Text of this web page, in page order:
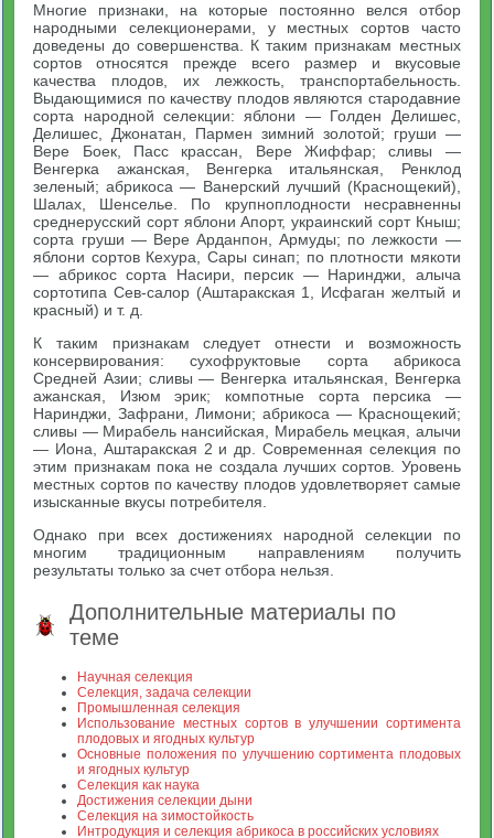
Многие признаки, на которые постоянно велся отбор
народными селекционерами, у местных сортов часто
доведены до совершенства. К таким признакам местных
сортов относятся прежде всего размер и вкусовые
качества плодов, их лежкость, транспортабельность.
Выдающимися по качеству плодов являются стародавние
сорта народной селекции: яблони — Голден Делишес,
Делишес, Джонатан, Пармен зимний золотой; груши —
Вере Боек, Пасс крассан, Вере Жиффар; сливы —
Венгерка ажанская, Венгерка итальянская, Ренклод
зеленый; абрикоса — Ванерский лучший (Краснощекий),
Шалах, Шенселье. По крупноплодности несравненны
среднерусский сорт яблони Апорт, украинский сорт Кныш;
сорта груши — Вере Арданпон, Армуды; по лежкости —
яблони сортов Кехура, Сары синап; по плотности мякоти
— абрикос сорта Насири, персик — Наринджи, алыча
сортотипа Сев-салор (Аштаракская 1, Исфаган желтый и
красный) и т. д.
К таким признакам следует отнести и возможность
консервирования: сухофруктовые сорта абрикоса
Средней Азии; сливы — Венгерка итальянская, Венгерка
ажанская, Изюм эрик; компотные сорта персика —
Наринджи, Зафрани, Лимони; абрикоса — Краснощекий;
сливы — Мирабель нансийская, Мирабель мецкая, алычи
— Иона, Аштаракская 2 и др. Современная селекция по
этим признакам пока не создала лучших сортов. Уровень
местных сортов по качеству плодов удовлетворяет самые
изысканные вкусы потребителя.
Однако при всех достижениях народной селекции по
многим традиционным направлениям получить
результаты только за счет отбора нельзя.
Дополнительные материалы по
теме
Научная селекция
Селекция, задача селекции
Промышленная селекция
Использование местных сортов в улучшении сортимента
плодовых и ягодных культур
Основные положения по улучшению сортимента плодовых
и ягодных культур
Селекция как наука
Достижения селекции дыни
Селекция на зимостойкость
Интродукция и селекция абрикоса в российских условиях